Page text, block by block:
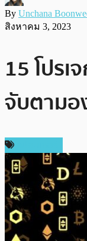
By Unchana
สิงหาคม 3, 2023
15 โปร
จับตามอ